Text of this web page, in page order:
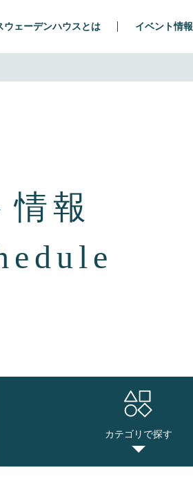
ウェーデンハウスとは イベント情報
情報
カテゴリで探す